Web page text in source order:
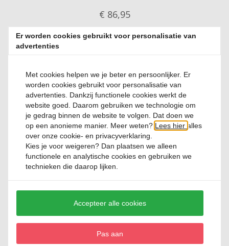
€ 86,95
Kookpan met deksel Greenpan Smart Collection 24cm
0 Reviews
€ 99,
Er worden cookies gebruikt voor personalisatie van
advertenties
Met cookies helpen we je beter en persoonlijker. Er
worden cookies gebruikt voor personalisatie van
advertenties. Dankzij functionele cookies werkt de
website goed. Daarom gebruiken we technologie om
je gedrag binnen de website te volgen. Dat doen we
op een anonieme manier. Meer weten?Lees hieralles
over onze cookie- en privacyverklaring.
Kies je voorweigeren? Dan plaatsen we alleen
functionele en analytische cookies en gebruiken we
technieken die daarop lijken.
Accepteer alle cookies
Pas aan